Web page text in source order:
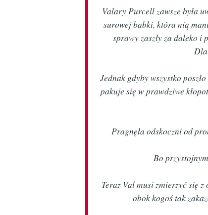
Valary Purcell zawsze była
surowej babki, która nią
sprawy zaszły za daleko i
Jednak gdyby wszystko
pakuje się w prawdziwe
Pragnęła odskoczni od
Bo
Teraz Val musi zmierzyć się
obok kogoś tak